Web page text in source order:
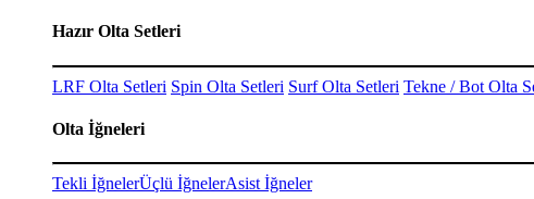
Hazır Olta Setleri
LRF Olta Setleri Spin Olta Setleri Surf Olta Setleri Tekne / Bot Olta
Olta İğneleri
Tekli İğnelerÜçlü İğnelerAsist İğneler